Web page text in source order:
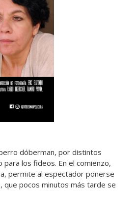
dóberman, por distintos
los fideos. En el comienzo,
permite al espectador ponerse
que pocos minutos más tarde se